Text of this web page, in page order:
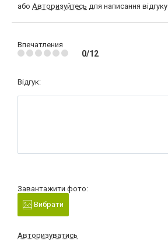
або Авторизуйтесь для написання відгуку
Впечатления
0/12
Відгук:
Завантажити фото:
Вибрати
Авторизуватись